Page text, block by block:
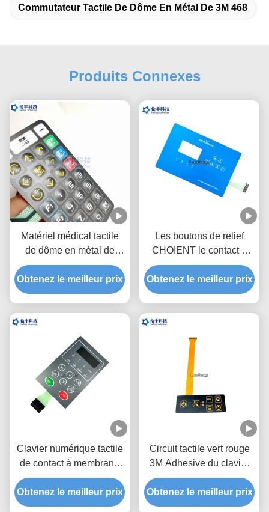
Commutateur Tactile De Dôme En Métal De 3M 468
Produits Connexes
Matériel médical tactile
de dôme en métal de
recouvrement de clavier
numérique de contact à
membrane d'ANIMAL
Obtenez le meilleur prix
Les boutons de relief
CHOIENT le contact à
membrane fait sur
commande avec la
surface brillante
Obtenez le meilleur prix
Clavier numérique tactile
de contact à membrane
de LED, commutateur
tactile d'affichage à
cristaux liquides de
Obtenez le meilleur prix
Circuit tactile vert rouge
3M Adhesive du clavier
numérique FPC de
contact à membrane de
LED
Obtenez le meilleur prix